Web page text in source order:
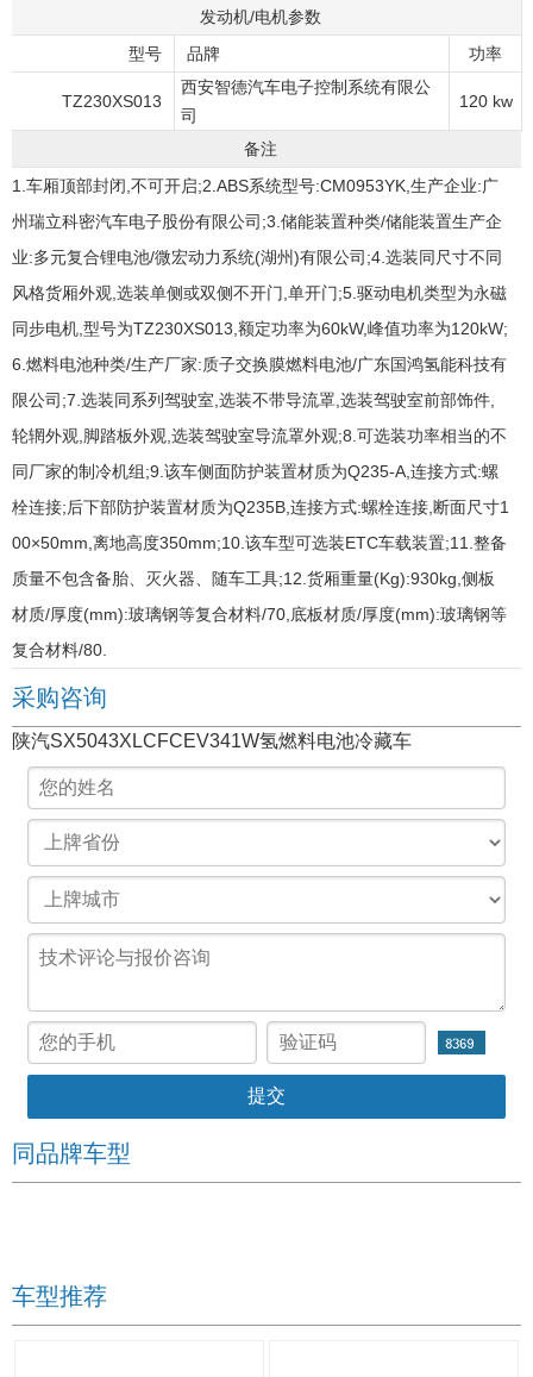
发动机/电机参数
型号
品牌 功率
TZ230XS013
西安智德汽车电子控制系统有限公
司
120 kw
备注
1.车厢顶部封闭,不可开启;2.ABS系统型号:CM0953YK,生产企业:广
州瑞立科密汽车电子股份有限公司;3.储能装置种类/储能装置生产企
业:多元复合锂电池/微宏动力系统(湖州)有限公司;4.选装同尺寸不同
风格货厢外观,选装单侧或双侧不开门,单开门;5.驱动电机类型为永磁
同步电机,型号为TZ230XS013,额定功率为60kW,峰值功率为120kW;
6.燃料电池种类/生产厂家:质子交换膜燃料电池/广东国鸿氢能科技有
限公司;7.选装同系列驾驶室,选装不带导流罩,选装驾驶室前部饰件,
轮辋外观,脚踏板外观,选装驾驶室导流罩外观;8.可选装功率相当的不
同厂家的制冷机组;9.该车侧面防护装置材质为Q235-A,连接方式:螺
栓连接;后下部防护装置材质为Q235B,连接方式:螺栓连接,断面尺寸1
00×50mm,离地高度350mm;10.该车型可选装ETC车载装置;11.整备
质量不包含备胎、灭火器、随车工具;12.货厢重量(Kg):930kg,侧板
材质/厚度(mm):玻璃钢等复合材料/70,底板材质/厚度(mm):玻璃钢等
复合材料/80.
采购咨询
陕汽SX5043XLCFCEV341W氢燃料电池冷藏车
同品牌车型
车型推荐